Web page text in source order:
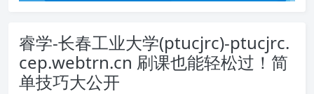
睿学-长春工业大学(ptucjrc)-ptucjrc.
cep.webtrn.cn 刷课也能轻松过！简
单技巧大公开